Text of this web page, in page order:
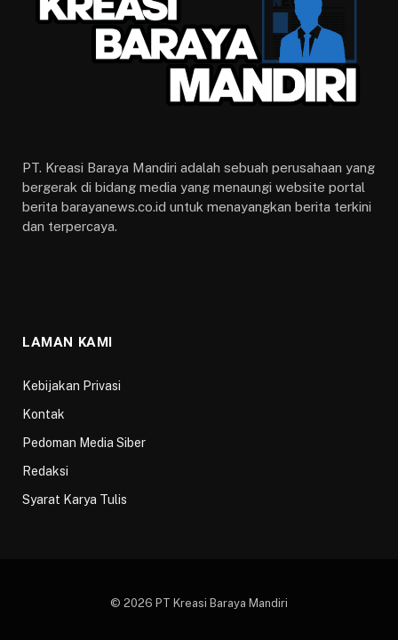
PT. Kreasi Baraya Mandiri adalah sebuah perusahaan yang
bergerak di bidang media yang menaungi website portal
berita barayanews.co.id untuk menayangkan berita terkini
dan terpercaya.
LAMAN KAMI
Kebijakan Privasi
Kontak
Pedoman Media Siber
Redaksi
Syarat Karya Tulis
© 2026 PT Kreasi Baraya Mandiri